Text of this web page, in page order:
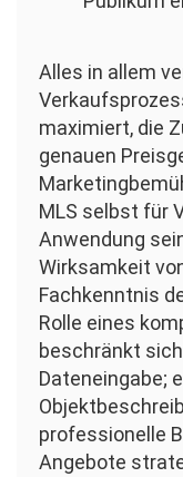
Alles in allem
maximiert, die
genauen
MLS selbst für
Anwendung
Wirksamkeit
Fachkenntnis
Rolle eines
beschränkt
Dateneingabe;
professionelle
Angebote